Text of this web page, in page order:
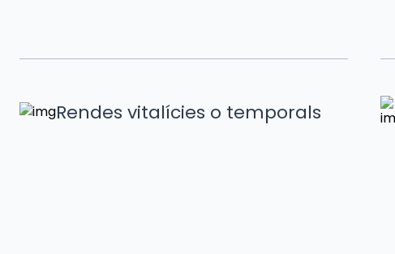
Rendes vitalícies o temporals